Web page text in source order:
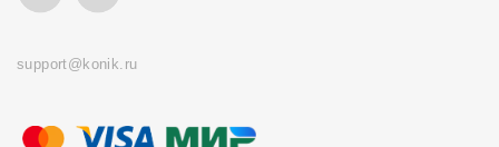
support@konik.ru